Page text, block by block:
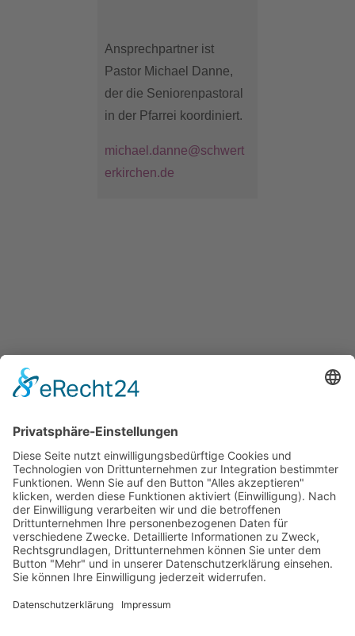
Ansprechpartner ist
Pastor Michael Danne,
der die Seniorenpastoral
in der Pfarrei koordiniert.
michael.danne@schwert
erkirchen.de
Kontakt
Pfarrbüro
Haselackstraße 22
58239 Schwerte
Telefon: 02304 16418
st.marien@schwerterkirchen.de
Anmeldung MarienMail